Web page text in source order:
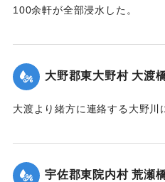
面】
｜固有コード:00275047
100余軒が全部浸水した。
｜固有コード:00275049
大野郡東大野村 大渡
大渡より緒方に連絡する大野
業中の朝鮮人は万が一を恐れて
【出典：大分新聞 大正12年6月
宇佐郡東院内村 荒瀬